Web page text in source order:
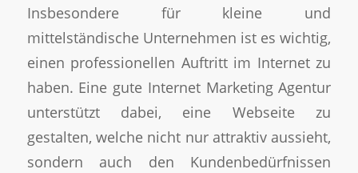
Insbesondere für kleine und
mittelständische Unternehmen ist es wichtig,
einen professionellen Auftritt im Internet zu
haben. Eine gute Internet Marketing Agentur
unterstützt dabei, eine Webseite zu
gestalten, welche nicht nur attraktiv aussieht,
sondern auch den Kundenbedürfnissen